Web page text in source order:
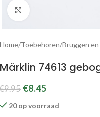
Home/Toebehoren/Bruggen
Märklin 74613
€9.95 €8.45
20 op voorraad